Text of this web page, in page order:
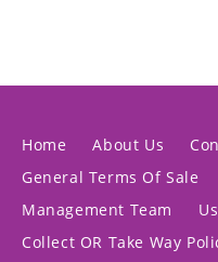
Home About Us
General Terms Of Sale
Management Team
Collect OR Take Way